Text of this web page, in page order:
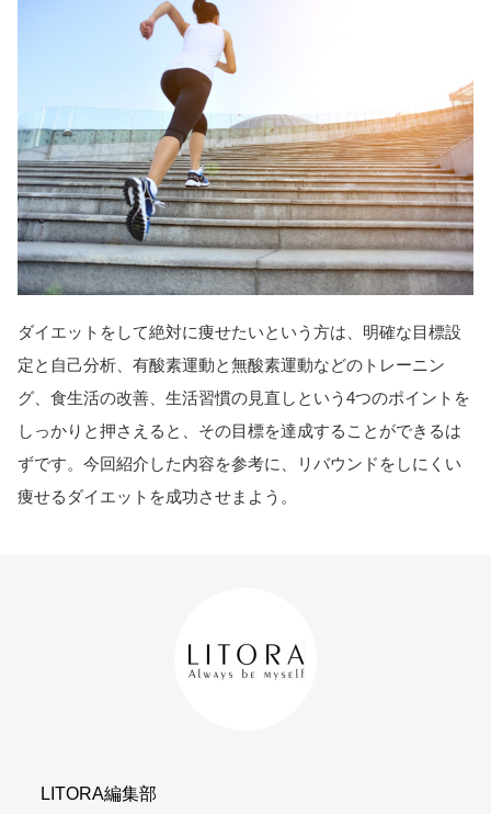
ダイエットをして絶対に痩せたいという方は、明確な目標設
定と自己分析、有酸素運動と無酸素運動などのトレーニン
グ、食生活の改善、生活習慣の見直しという4つのポイントを
しっかりと押さえると、その目標を達成することができるは
ずです。今回紹介した内容を参考に、リバウンドをしにくい
痩せるダイエットを成功させまよう。
LITORA編集部